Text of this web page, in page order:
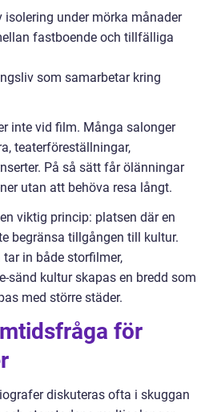
under mörka månader
fastboende och tillfälliga
som samarbetar kring
inte vid film. Många salonger
teaterföreställningar,
På så sätt får ölänningar
utan att behöva resa långt.
viktig princip: platsen där en
begränsa tillgången till kultur.
in både storfilmer,
sänd kultur skapas en bredd som
med större städer.
för
diskuteras ofta i skuggan